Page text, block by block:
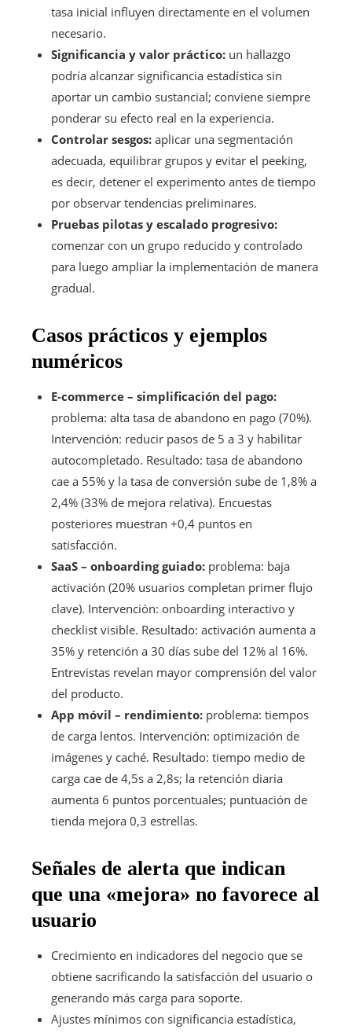
tasa inicial influyen directamente en el volumen
necesario.
Significancia y valor práctico: un hallazgo
podría alcanzar significancia estadística sin
aportar un cambio sustancial; conviene siempre
ponderar su efecto real en la experiencia.
Controlar sesgos: aplicar una segmentación
adecuada, equilibrar grupos y evitar el peeking,
es decir, detener el experimento antes de tiempo
por observar tendencias preliminares.
Pruebas pilotas y escalado progresivo:
comenzar con un grupo reducido y controlado
para luego ampliar la implementación de manera
gradual.
Casos prácticos y ejemplos
numéricos
E-commerce – simplificación del pago:
problema: alta tasa de abandono en pago (70%).
Intervención: reducir pasos de 5 a 3 y habilitar
autocompletado. Resultado: tasa de abandono
cae a 55% y la tasa de conversión sube de 1,8% a
2,4% (33% de mejora relativa). Encuestas
posteriores muestran +0,4 puntos en
satisfacción.
SaaS – onboarding guiado: problema: baja
activación (20% usuarios completan primer flujo
clave). Intervención: onboarding interactivo y
checklist visible. Resultado: activación aumenta a
35% y retención a 30 días sube del 12% al 16%.
Entrevistas revelan mayor comprensión del valor
del producto.
App móvil – rendimiento: problema: tiempos
de carga lentos. Intervención: optimización de
imágenes y caché. Resultado: tiempo medio de
carga cae de 4,5s a 2,8s; la retención diaria
aumenta 6 puntos porcentuales; puntuación de
tienda mejora 0,3 estrellas.
Señales de alerta que indican
que una «mejora» no favorece al
usuario
Crecimiento en indicadores del negocio que se
obtiene sacrificando la satisfacción del usuario o
generando más carga para soporte.
Ajustes mínimos con significancia estadística,